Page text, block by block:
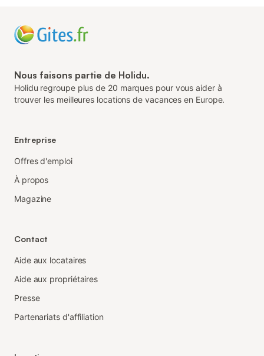
Nous faisons partie de Holidu.
Holidu regroupe plus de 20 marques pour vous aider à
trouver les meilleures locations de vacances en Europe.
Entreprise
Offres d'emploi
À propos
Magazine
Contact
Aide aux locataires
Aide aux propriétaires
Presse
Partenariats d'affiliation